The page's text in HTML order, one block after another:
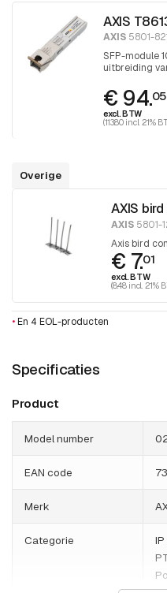
AXIS
AXIS 5801-
SFP-module
uitbreiding
€ 94.05
excl. BTW
(113.80 incl. 21%
Overige
AXIS
AXIS 5801-
Axis bird
€ 7.01
excl. BTW
(8.48 incl. 21%
• En 4 EOL-producten
Specificaties
Product
Model number
EAN code
Merk
Categorie